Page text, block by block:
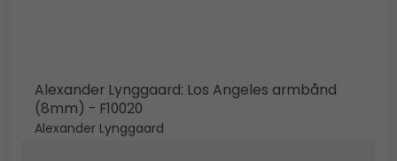
Alexander Lynggaard: Los Angeles armbånd
(8mm) - F10020
Alexander Lynggaard